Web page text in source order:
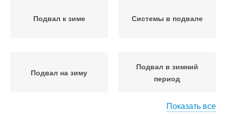
Подвал к зиме Системы в подвале
Подвал на зиму
Подвал в зимний
период
Показать все